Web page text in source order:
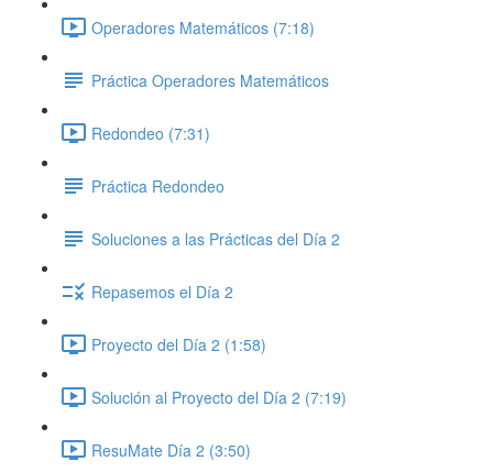
Operadores Matemáticos (7:18)
Práctica Operadores Matemáticos
Redondeo (7:31)
Práctica Redondeo
Soluciones a las Prácticas del Día 2
Repasemos el Día 2
Proyecto del Día 2 (1:58)
Solución al Proyecto del Día 2 (7:19)
ResuMate Día 2 (3:50)